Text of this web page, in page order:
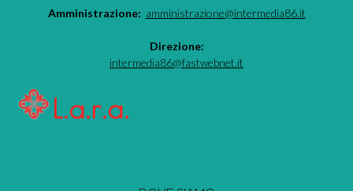
Amministrazione: amministrazione@intermedia86.it
Direzione:
intermedia86@fastwebnet.it